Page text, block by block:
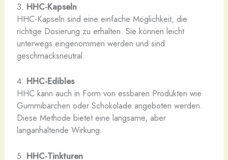
3. HHC-Kapseln
HHC-Kapseln sind eine einfache Möglichkeit, die
richtige Dosierung zu erhalten. Sie können leicht
unterwegs eingenommen werden und sind
geschmacksneutral.
4. HHC-Edibles
HHC kann auch in Form von essbaren Produkten wie
Gummibärchen oder Schokolade angeboten werden.
Diese Methode bietet eine langsame, aber
langanhaltende Wirkung.
5. HHC-Tinkturen